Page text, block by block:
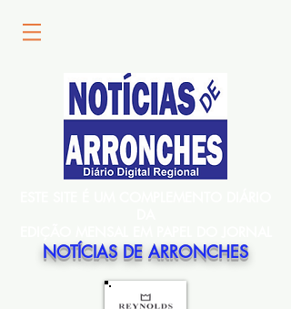
NOTÍCIAS DE ARRONCHES